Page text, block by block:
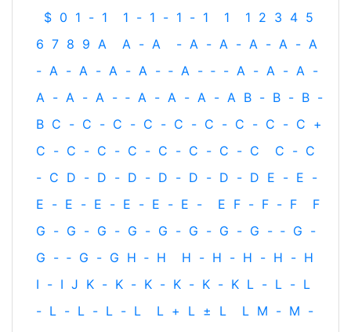
$ 0 1 - 1 1 - 1 - 1 - 1 1 1 2 3 4 5
6 7 8 9 A A - A - A - A - A - A - A
- A - A - A - A - ‐ A - ‐ - A - A - A -
A - A - A - ‐ A - A - A - A B - B - B -
B C - C - C - C - C - C - C - C - C +
C - C - C - C - C - C - C - C C - C
- C D - D - D - D - D - D - D E - E -
E - E - E - E - E - E - E F - F - F
F
G - G - G - G - G - G - G - G - ‐ G -
G - ‐ G - G H ‐ H H - H - H - H - H
I - I J K - K - K - K - K - K L - L - L
- L - L - L - L L + L ± L L M - M -